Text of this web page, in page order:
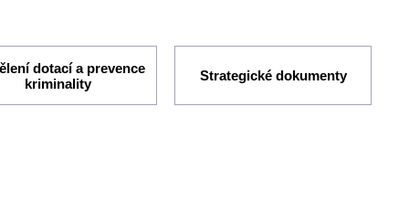
dotací a prevence
kriminality
Strategické dokumenty